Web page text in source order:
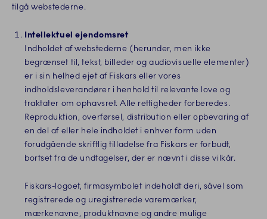
tilgå webstederne.
Intellektuel ejendomsret
Indholdet af webstederne (herunder, men ikke
begrænset til, tekst, billeder og audiovisuelle elementer)
er i sin helhed ejet af Fiskars eller vores
indholdsleverandører i henhold til relevante love og
traktater om ophavsret. Alle rettigheder forberedes.
Reproduktion, overførsel, distribution eller opbevaring af
en del af eller hele indholdet i enhver form uden
forudgående skriftlig tilladelse fra Fiskars er forbudt,
bortset fra de undtagelser, der er nævnt i disse vilkår.
Fiskars-logoet, firmasymbolet indeholdt deri, såvel som
registrerede og uregistrerede varemærker,
mærkenavne, produktnavne og andre mulige